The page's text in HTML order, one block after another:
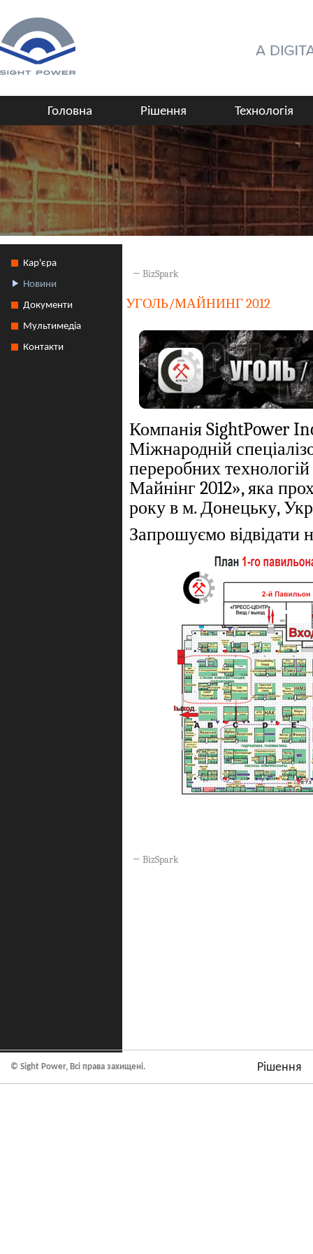
Головна Рішення Технологія
← BizSpark
УГОЛЬ/МАЙНИНГ 2012
Компанія SightPower
Міжнародній
переробних
Майнінг 2012», яка
року в м. Донецьку,
Запрошуємо відвідати
← BizSpark
Кар'єра
Новини
Документи
Мультимедіа
Контакти
© Sight Power, Всі права захищені. Рішення